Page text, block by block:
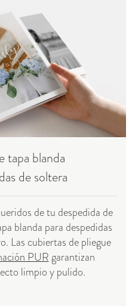
tapa blanda
de soltera
de tu despedida de
blanda para despedidas
Las cubiertas de pliegue
PURgarantizan
limpio y pulido.